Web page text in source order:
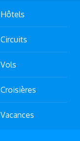
Hôtels
Circuits
Vols
Croisières
Vacances